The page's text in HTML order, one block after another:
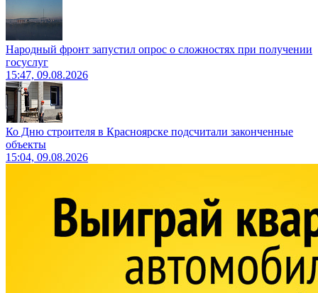
Народный фронт запустил опрос о сложностях при получении
госуслуг
15:47, 09.08.2026
Ко Дню строителя в Красноярске подсчитали законченные
объекты
15:04, 09.08.2026